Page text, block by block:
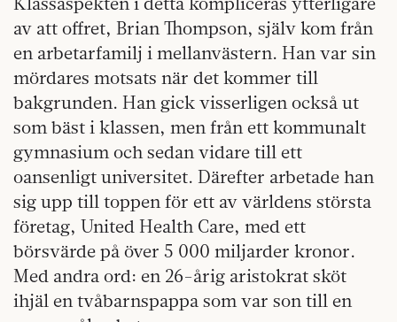
av att offret, Brian Thompson, själv kom från
en arbetarfamilj i mellanvästern. Han var sin
mördares motsats när det kommer till
bakgrunden. Han gick visserligen också ut
som bäst i klassen, men från ett kommunalt
gymnasium och sedan vidare till ett
oansenligt universitet. Därefter arbetade han
sig upp till toppen för ett av världens största
företag, United Health Care, med ett
börsvärde på över 5 000 miljarder kronor.
Med andra ord: en 26-årig aristokrat sköt
ihjäl en tvåbarnspappa som var son till en